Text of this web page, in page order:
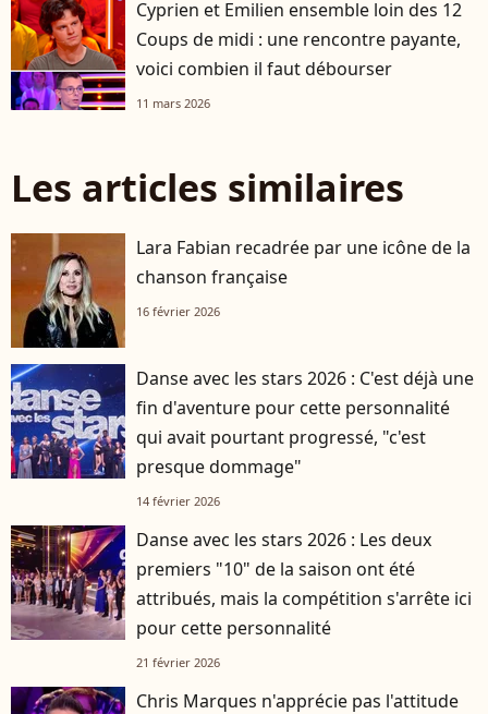
Cyprien et Emilien ensemble loin des 12
Coups de midi : une rencontre payante,
voici combien il faut débourser
11 mars 2026
Les articles similaires
Lara Fabian recadrée par une icône de la
chanson française
16 février 2026
Danse avec les stars 2026 : C'est déjà une
fin d'aventure pour cette personnalité
qui avait pourtant progressé, "c'est
presque dommage"
14 février 2026
Danse avec les stars 2026 : Les deux
premiers "10" de la saison ont été
attribués, mais la compétition s'arrête ici
pour cette personnalité
21 février 2026
Chris Marques n'apprécie pas l'attitude